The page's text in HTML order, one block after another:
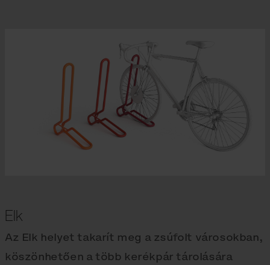
Elk
Az Elk helyet takarít meg a zsúfolt városokban,
köszönhetően a több kerékpár tárolására